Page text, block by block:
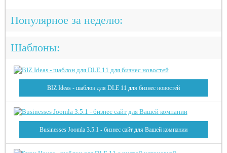
Популярное за неделю:
Шаблоны:
BIZ Ideas - шаблон для DLE 11 для бизнес новостей
Businesses Joomla 3.5.1 - бизнес сайт для Вашей компании